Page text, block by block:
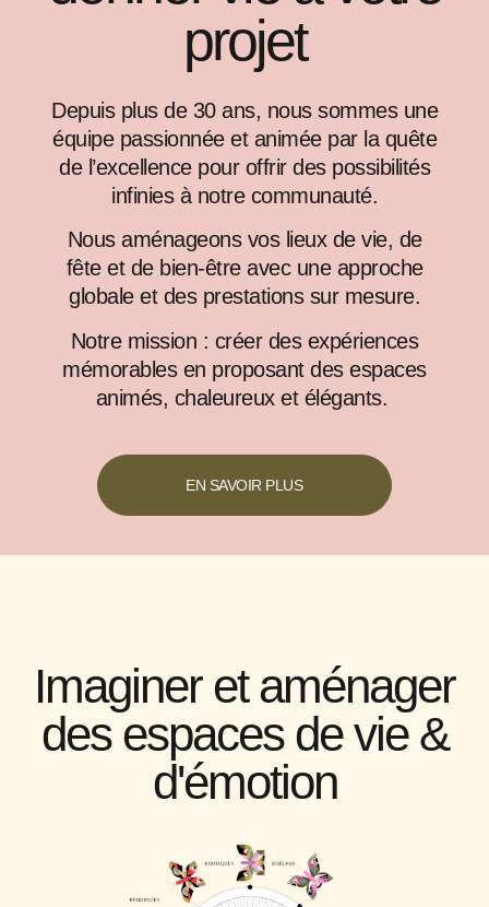
projet
Depuis plus de 30 ans, nous sommes une
équipe passionnée et animée par la quête
de l’excellence pour offrir des possibilités
infinies à notre communauté.
Nous aménageons vos lieux de vie, de
fête et de bien-être avec une approche
globale et des prestations sur mesure.
Notre mission : créer des expériences
mémorables en proposant des espaces
animés, chaleureux et élégants.
EN SAVOIR PLUS
Imaginer et aménager
des espaces de vie &
d'émotion